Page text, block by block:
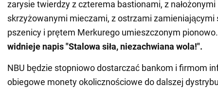
zarysie twierdzy z czterema bastionami, z nałożonymi
skrzyżowanymi mieczami, z ostrzami zamieniającymi
pszenicy i prętem Merkurego umieszczonym
widnieje napis "Stalowa siła, niezachwiana wola!".
NBU będzie stopniowo dostarczać bankom i firmom
obiegowe monety okolicznościowe do dalszej